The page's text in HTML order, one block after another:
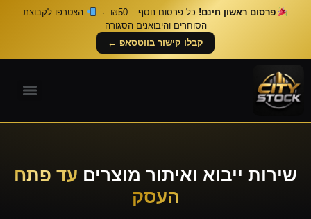
פרסום ראשון חינם! כל פרסום נוסף – ₪50 ·
הצטרפו לקבוצת
הסוחרים והיבואנים הסגורה
קבלו קישור בווטסאפ ←
שירות ייבוא ואיתור מוצרים עד פתח
העסק